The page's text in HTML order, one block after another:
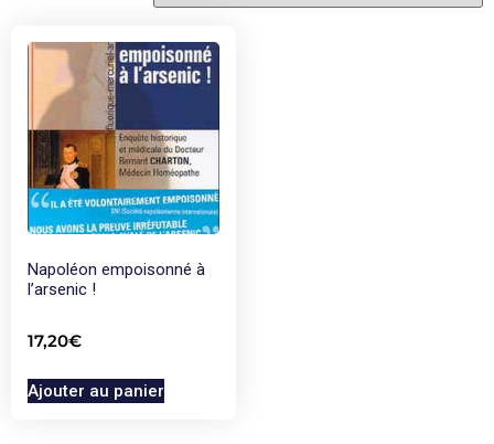
Napoléon empoisonné à
l’arsenic !
17,20€
Ajouter au panier